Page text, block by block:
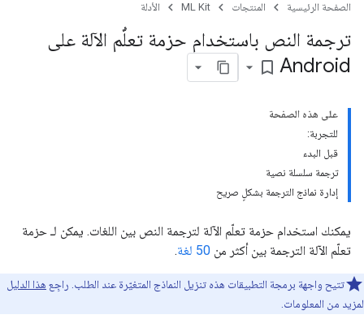
الصفحة الرئيسية المنتجات ML Kit الأدلة
ترجمة النص باستخدام حزمة تعلُّم الآلة على
Android
bookmark_border
على هذه الصفحة
للتجربة:
قبل البدء
ترجمة سلسلة نصية
إدارة نماذج الترجمة بشكلٍ صريح
يمكنك استخدام حزمة تعلّم الآلة لترجمة النص بين اللغات. يمكن لـ حزمة
تعلّم الآلة الترجمة بين أكثر من 50 لغة .
تتيح واجهة برمجة التطبيقات هذه تنزيل النماذج المتغيّرة عند الطلب. راجِع هذا الدليل
لمزيد من المعلومات.